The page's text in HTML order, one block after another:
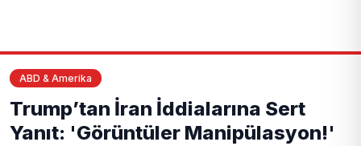
ABD & Amerika
Trump’tan İran İddialarına Sert
Yanıt: 'Görüntüler Manipülasyon!'